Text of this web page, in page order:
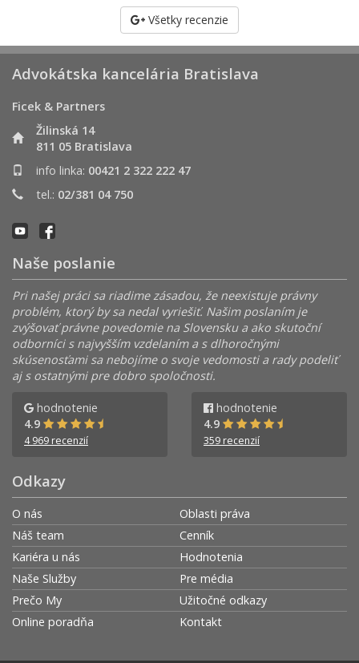
Všetky recenzie
Advokátska kancelária Bratislava
Ficek & Partners
Žilinská 14
811 05 Bratislava
info linka: 00421 2 322 222 47
tel.: 02/381 04 750
Naše poslanie
Pri našej práci sa riadime zásadou, že neexistuje právny
problém, ktorý by sa nedal vyriešiť. Našim poslaním je
zvýšovať právne povedomie na Slovensku a ako skutoční
odborníci s najvyšším vzdelaním a s dlhoročnými
skúsenosťami sa nebojíme o svoje vedomosti a rady podeliť
aj s ostatnými pre dobro spoločnosti.
hodnotenie
4.9
4 969 recenzií
hodnotenie
4.9
359 recenzií
Odkazy
O nás
Náš team
Kariéra u nás
Naše Služby
Prečo My
Online poradňa
Oblasti práva
Cenník
Hodnotenia
Pre média
Užitočné odkazy
Kontakt